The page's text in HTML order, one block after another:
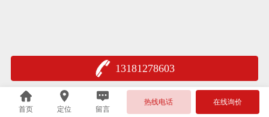
13181278603
首页 定位 留言
热线电话 在线询价